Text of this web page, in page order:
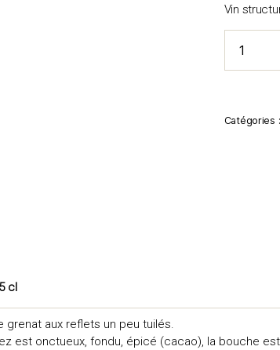
Vin
Chateau
Cointes
Catégories
cl
grenat aux reflets un peu tuilés.
est onctueux, fondu, épicé (cacao), la bouche